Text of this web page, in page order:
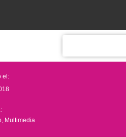
el:
Multimedia